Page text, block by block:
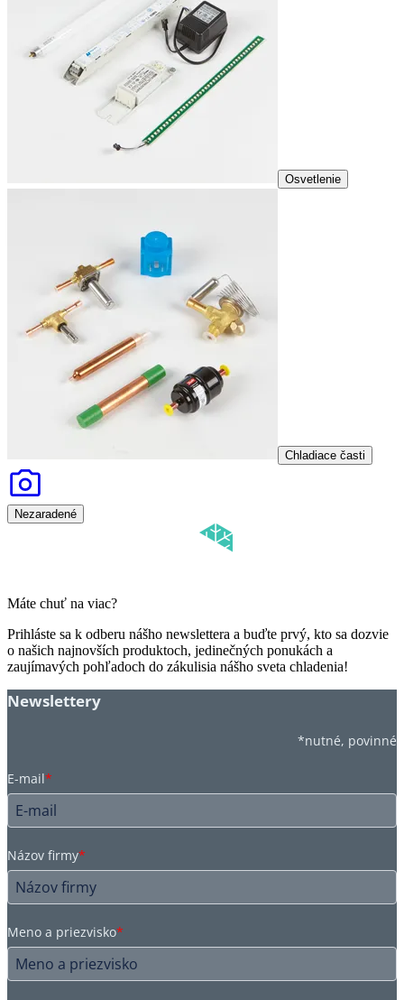
Osvetlenie
Chladiace časti
Nezaradené
Máte chuť na viac?
Prihláste sa k odberu nášho newslettera a buďte prvý, kto sa dozvie
o našich najnovších produktoch, jedinečných ponukách a
zaujímavých pohľadoch do zákulisia nášho sveta chladenia!
Newslettery
*nutné, povinné
E-mail*
Názov firmy*
Meno a priezvisko*